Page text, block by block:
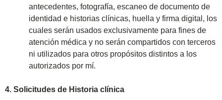
antecedentes, fotografía, escaneo de documento de
identidad e historias clínicas, huella y firma digital, los
cuales serán usados exclusivamente para fines de
atención médica y no serán compartidos con terceros
ni utilizados para otros propósitos distintos a los
autorizados por mí.
4. Solicitudes de Historia clínica